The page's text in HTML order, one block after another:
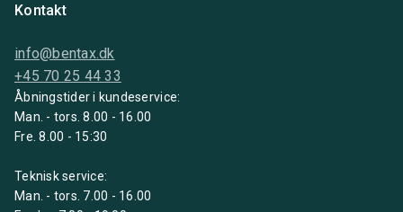
Kontakt
info@bentax.dk
+45 70 25 44 33
Åbningstider i kundeservice:
Man. - tors. 8.00 - 16.00
Fre. 8.00 - 15:30
Teknisk service:
Man. - tors. 7.00 - 16.00